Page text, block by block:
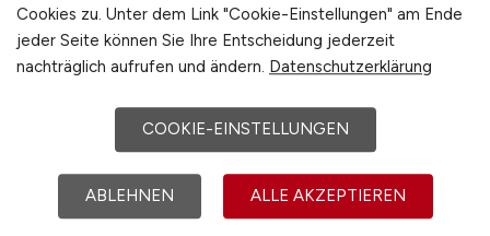
Eine fundierte Beratung zur
Mitarbeiterentwicklung beginnt mit einer
Analyse der bestehenden Strukturen. Welche
Kompetenzen sind im Unternehmen vorhanden,
Talente gezielt gefördert werden, ohne die
betrieblichen Abläufe zu stören? Und wie lässt
Cookies zu. Unter dem Link "Cookie-Einstellungen" am Ende
jeder Seite können Sie Ihre Entscheidung jederzeit
nachträglich aufrufen und ändern. Datenschutzerklärung
COOKIE-EINSTELLUNGEN
ABLEHNEN ALLE AKZEPTIEREN